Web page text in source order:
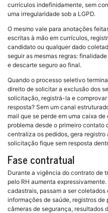
currículos indefinidamente, sem
uma irregularidade sob a LGPD.
O mesmo vale para anotações
escritas à mão em currículos,
candidato ou qualquer dado
seguir as mesmas regras:
e descarte seguro ao final.
Quando o processo seletivo
direito de solicitar a exclusão dos
solicitação, registrá-la e
resposta? Sem um canal
mail que se perde em uma caixa
problema desde o primeiro contato
centraliza os pedidos, gera
solicitação fique sem resposta
Fase contratual
Durante a vigência do contrato de
pelo RH aumenta
cadastrais, passam a ser
informações de saúde, registros
câmeras de segurança, resultados